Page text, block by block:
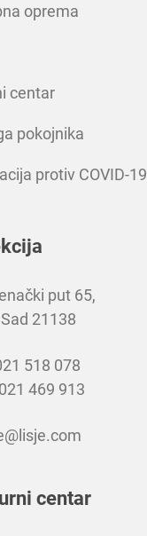
oprema
centar
pokojnika
protiv COVID-19
put 65,
21138
518 078
469 913
centar